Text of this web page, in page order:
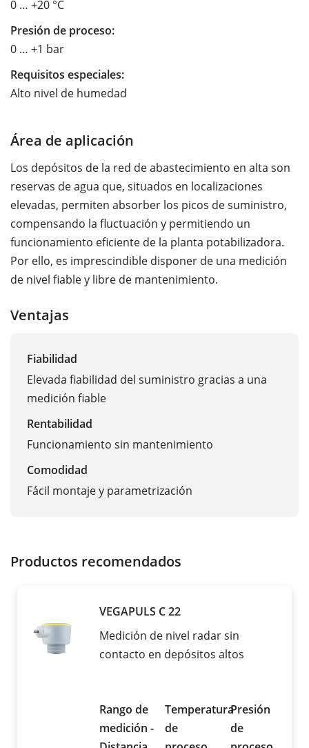
0 … +20 °C
Presión de proceso:
0 … +1 bar
Requisitos especiales:
Alto nivel de humedad
Área de aplicación
Los depósitos de la red de abastecimiento en alta son
reservas de agua que, situados en localizaciones
elevadas, permiten absorber los picos de suministro,
compensando la fluctuación y permitiendo un
funcionamiento eficiente de la planta potabilizadora.
Por ello, es imprescindible disponer de una medición
de nivel fiable y libre de mantenimiento.
Ventajas
Fiabilidad
Elevada fiabilidad del suministro gracias a una
medición fiable
Rentabilidad
Funcionamiento sin mantenimiento
Comodidad
Fácil montaje y parametrización
Productos recomendados
VEGAPULS C 22
Medición de nivel radar sin
contacto en depósitos altos
Rango de
medición -
Temperatura
de
Presión
de